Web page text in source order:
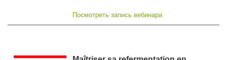
Посмотреть запись вебинара